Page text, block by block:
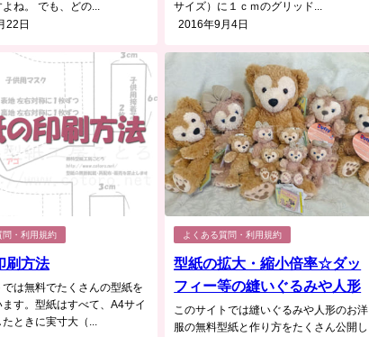
ね。 でも、どの...
22日
サイズ）に１ｃｍのグリッド...
2016年9月4日
問・利用規約
刷方法
では無料でたくさんの型紙を
す。型紙はすべて、A4サイ
ときに実寸大（...
よくある質問・利用規約
型紙の拡大・縮小倍率☆ダッ
フィー等の縫いぐるみや人形
このサイトでは縫いぐるみや人形のお洋
服の無料型紙と作り方をたくさん公開し